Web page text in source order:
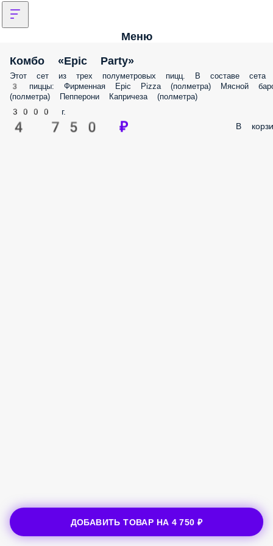
Меню
Комбо «Epic Party»
Этот сет из трех полуметровых пицц. В составе сета
3 пиццы: Фирменная Epic Pizza (полметра) Мясной
(полметра) Пепперони Капричеза (полметра)
3000 г.
4 750 ₽ В
ДОБАВИТЬ ТОВАР НА 4 750 ₽